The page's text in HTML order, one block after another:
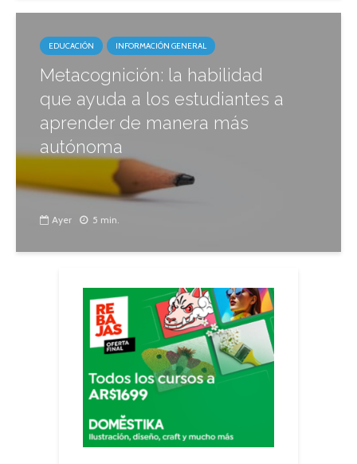
EDUCACIÓN INFORMACIÓN GENERAL
Metacognición: la habilidad
que ayuda a los estudiantes a
aprender de manera más
autónoma
Ayer 5 min.